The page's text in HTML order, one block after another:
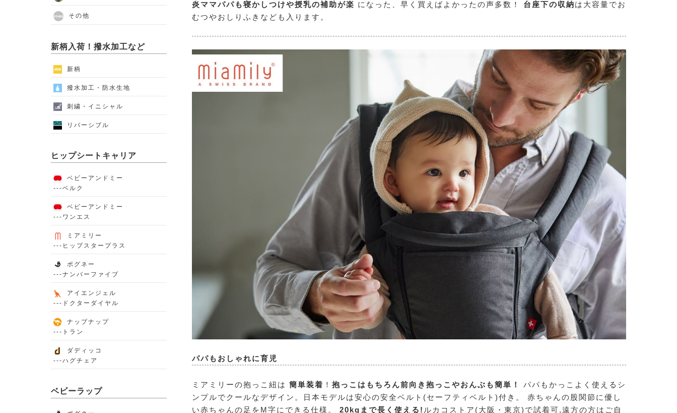
炎ママパパも寝かしつけや授乳の補助が楽 になった、早く買えばよかったの声多数！ 台座下の収納は大容量でお
むつやおしりふきなども入ります。
パパもおしゃれに育児
ミアミリーの抱っこ紐は 簡単装着 ！ 抱っこはもちろん前向き抱っこやおんぶも簡単！
パパもかっこよく使えるシ
ンプルでクールなデザイン。日本モデルは安心の安全ベルト(セーフティベルト)付き。 赤ちゃんの股関節に優し
い赤ちゃんの足をM字にできる仕様。 20kgまで長く使える! ルカコストア(大阪・東京)で試着可,遠方の方はご自
その他
新柄入荷！撥水加工など
新柄
撥水加工・防水生地
刺繍・イニシャル
リバーシブル
ヒップシートキャリア
ベビーアンドミー
---ベルク
ベビーアンドミー
---ワンエス
ミアミリー
---ヒップスタープラス
ポグネー
---ナンバーファイブ
アイエンジェル
---ドクターダイヤル
ナップナップ
---トラン
ダディッコ
---ハグチェア
ベビーラップ